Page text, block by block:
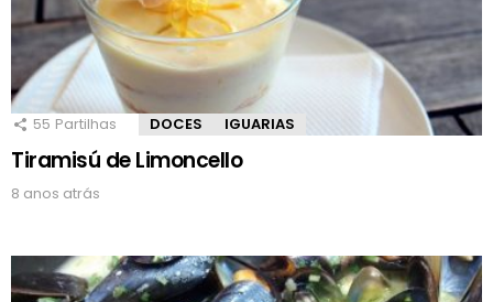
55 Partilhas DOCES IGUARIAS
Tiramisú de Limoncello
8 anos atrás